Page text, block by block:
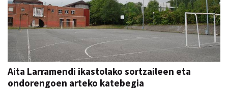
Aita Larramendi ikastolako sortzaileen eta
ondorengoen arteko katebegia